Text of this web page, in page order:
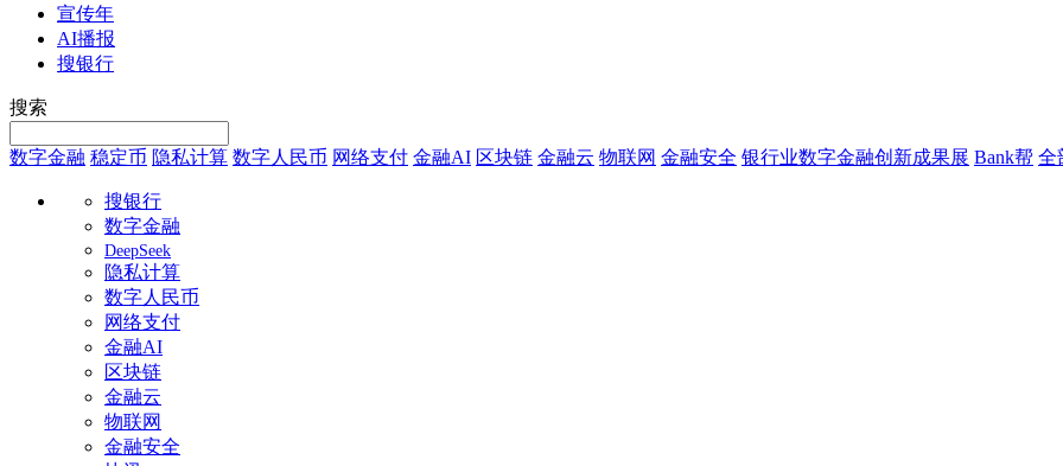
宣传年
AI播报
搜银行
搜索
数字金融 稳定币 隐私计算 数字人民币 网络支付 金融AI 区块链 金融云 物联网 金融安全 银行业数字金融创新成果展 Bank帮 全
搜银行
数字金融
DeepSeek
隐私计算
数字人民币
网络支付
金融AI
区块链
金融云
物联网
金融安全